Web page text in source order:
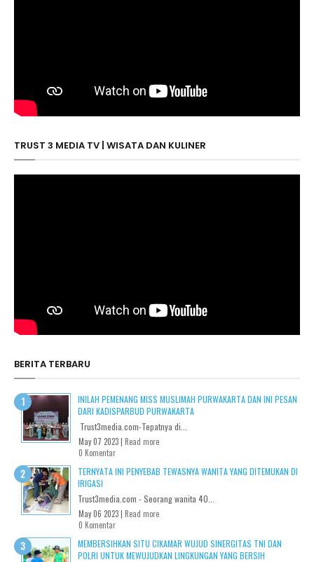
TRUST 3 MEDIA TV | WISATA DAN KULINER
BERITA TERBARU
INILAH PEMENANG MISS MUSLIMAH PURWAKARTA DAN INI PESAN
DARI KADISPARBUD PURWAKARTA
Trust3media.com-Tepatnya di...
May 07 2023 | Read more
0 Komentar
TERNYATA INI PENYEBAB TEWASNYA WANITA YANG DITEMUKAN DI
IRIGASI
Trust3media.com - Seorang wanita 40...
May 06 2023 | Read more
0 Komentar
MEMBERSIHKAN SITU CIKAMAR WUJUD SINERGITAS TNI DAN
POLRI UNTUK MEWUJUDKAN LINGKUNGAN YANG BERSIH